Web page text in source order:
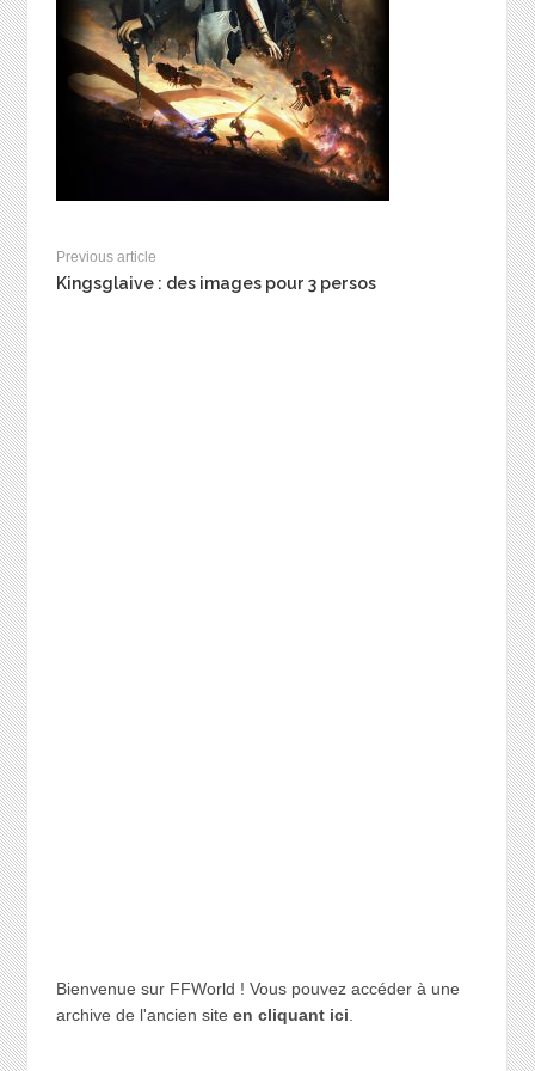
Previous article
Kingsglaive : des images pour 3 persos
Bienvenue sur FFWorld ! Vous pouvez accéder à une
archive de l'ancien site en cliquant ici.